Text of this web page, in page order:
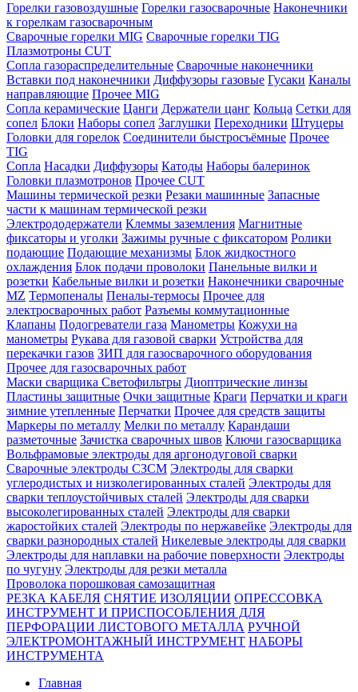
Горелки газовоздушные Горелки газосварочные Наконечники
к горелкам газосварочным
Сварочные горелки MIG Сварочные горелки TIG
Плазмотроны CUT
Сопла газораспределительные Сварочные наконечники
Вставки под наконечники Диффузоры газовые Гусаки Каналы
направляющие Прочее MIG
Сопла керамические Цанги Держатели цанг Кольца Сетки для
сопел Блоки Наборы сопел Заглушки Переходники Штуцеры
Головки для горелок Соединители быстросъёмные Прочее
TIG
Сопла Насадки Диффузоры Катоды Наборы балеринок
Головки плазмотронов Прочее CUT
Машины термической резки Резаки машинные Запасные
части к машинам термической резки
Электрододержатели Клеммы заземления Магнитные
фиксаторы и уголки Зажимы ручные с фиксатором Ролики
подающие Подающие механизмы Блок жидкостного
охлаждения Блок подачи проволоки Панельные вилки и
розетки Кабельные вилки и розетки Наконечники сварочные
MZ Термопеналы Пеналы-термосы Прочее для
электросварочных работ Разъемы коммутационные
Клапаны Подогреватели газа Манометры Кожухи на
манометры Рукава для газовой сварки Устройства для
перекачки газов ЗИП для газосварочного оборудования
Прочее для газосварочных работ
Маски сварщика Светофильтры Диоптрические линзы
Пластины защитные Очки защитные Краги Перчатки и краги
зимние утепленные Перчатки Прочее для средств защиты
Маркеры по металлу Мелки по металлу Карандаши
разметочные Зачистка сварочных швов Ключи газосварщика
Вольфрамовые электроды для аргонодуговой сварки
Сварочные электроды СЗСМ Электроды для сварки
углеродистых и низколегированных сталей Электроды для
сварки теплоустойчивых сталей Электроды для сварки
высоколегированных сталей Электроды для сварки
жаростойких сталей Электроды по нержавейке Электроды для
сварки разнородных сталей Никелевые электроды для сварки
Электроды для наплавки на рабочие поверхности Электроды
по чугуну Электроды для резки металла
Проволока порошковая самозащитная
РЕЗКА КАБЕЛЯ СНЯТИЕ ИЗОЛЯЦИИ ОПРЕССОВКА
ИНСТРУМЕНТ И ПРИСПОСОБЛЕНИЯ ДЛЯ
ПЕРФОРАЦИИ ЛИСТОВОГО МЕТАЛЛА РУЧНОЙ
ЭЛЕКТРОМОНТАЖНЫЙ ИНСТРУМЕНТ НАБОРЫ
ИНСТРУМЕНТА
Главная